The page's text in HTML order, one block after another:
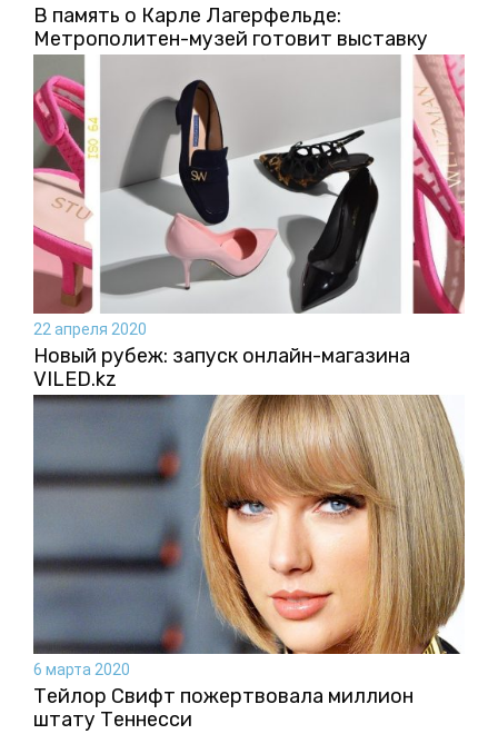
В память о Карле Лагерфельде:
Метрополитен-музей готовит выставку
22 апреля 2020
Новый рубеж: запуск онлайн-магазина
VILED.kz
6 марта 2020
Тейлор Свифт пожертвовала миллион
штату Теннесси